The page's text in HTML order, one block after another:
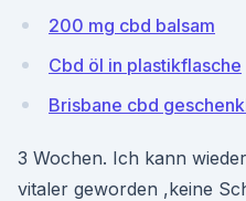
200 mg cbd balsam
Cbd öl in plastikflasche
Brisbane cbd
3 Wochen. Ich kann
vitaler geworden ,keine